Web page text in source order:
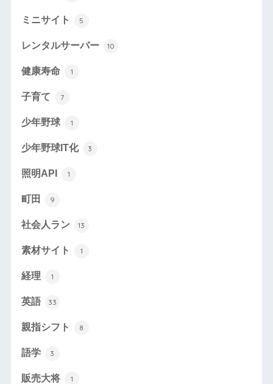
ミニサイト 5
レンタルサーバー 10
健康寿命 1
子育て 7
少年野球 1
少年野球IT化 3
照明API 1
町田 9
社会人ラン 13
素材サイト 1
経理 1
英語 33
親指シフト 8
語学 3
販売大将 1